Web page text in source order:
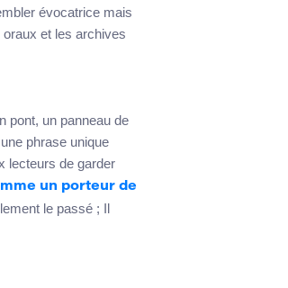
évocatrice mais
et les archives
pont, un panneau de
phrase unique
lecteurs de garder
un porteur de
le passé ; Il